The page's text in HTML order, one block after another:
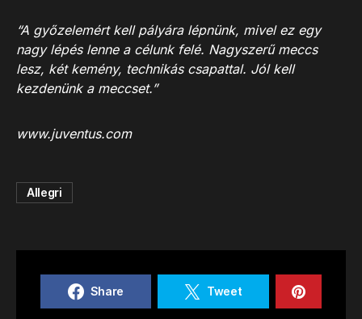
“A győzelemért kell pályára lépnünk, mivel ez egy
nagy lépés lenne a célunk felé. Nagyszerű meccs
lesz, két kemény, technikás csapattal. Jól kell
kezdenünk a meccset.”
www.juventus.com
Allegri
Share Tweet